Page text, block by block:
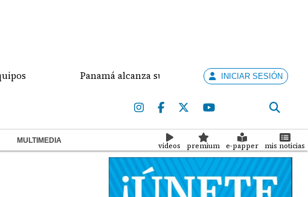
Panamá alcanza su octava medalla de oro en Santo
INICIAR SESIÓN
MULTIMEDIA
videos premium e-papper mis noticias